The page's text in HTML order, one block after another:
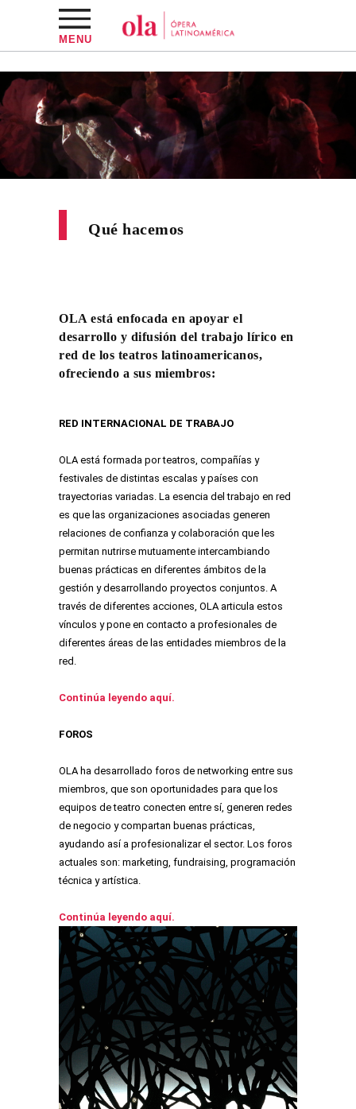
MENU
Qué hacemos
OLA está enfocada en apoyar el
desarrollo y difusión del trabajo lírico en
red de los teatros latinoamericanos,
ofreciendo a sus miembros:
RED INTERNACIONAL DE TRABAJO
OLA está formada por teatros, compañías y
festivales de distintas escalas y países con
trayectorias variadas. La esencia del trabajo en red
es que las organizaciones asociadas generen
relaciones de confianza y colaboración que les
permitan nutrirse mutuamente intercambiando
buenas prácticas en diferentes ámbitos de la
gestión y desarrollando proyectos conjuntos. A
través de diferentes acciones, OLA articula estos
vínculos y pone en contacto a profesionales de
diferentes áreas de las entidades miembros de la
red.
Continúa leyendo aquí.
FOROS
OLA ha desarrollado foros de networking entre sus
miembros, que son oportunidades para que los
equipos de teatro conecten entre sí, generen redes
de negocio y compartan buenas prácticas,
ayudando así a profesionalizar el sector. Los foros
actuales son: marketing, fundraising, programación
técnica y artística.
Continúa leyendo aquí.